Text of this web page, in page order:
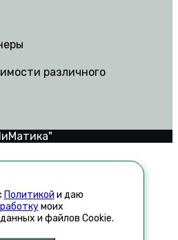
различного
Политикой и даю
моих
и файлов Cookie.